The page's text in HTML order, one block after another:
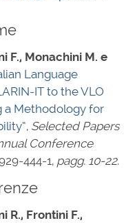
F., Monachini M. e
Language
IT to the VLO
a Methodology for
, Selected Papers
Conference
444-1, pagg. 10-22.
R., Frontini F.,